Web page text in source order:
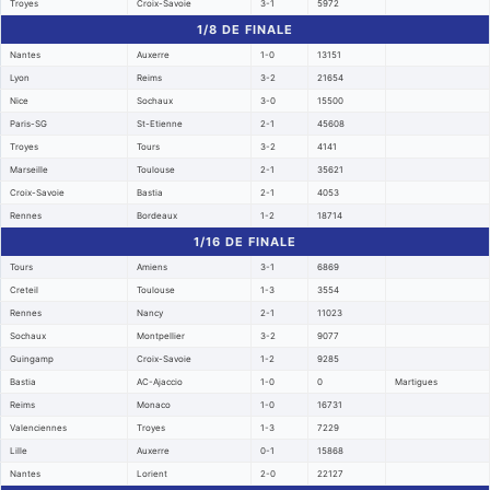
Troyes Croix-Savoie 3-1 5972
1/8 DE FINALE
Nantes Auxerre 1-0 13151
Lyon Reims 3-2 21654
Nice Sochaux 3-0 15500
Paris-SG St-Etienne 2-1 45608
Troyes Tours 3-2 4141
Marseille Toulouse 2-1 35621
Croix-Savoie Bastia 2-1 4053
Rennes Bordeaux 1-2 18714
1/16 DE FINALE
Tours Amiens 3-1 6869
Creteil Toulouse 1-3 3554
Rennes Nancy 2-1 11023
Sochaux Montpellier 3-2 9077
Guingamp Croix-Savoie 1-2 9285
Bastia AC-Ajaccio 1-0 0 Martigues
Reims Monaco 1-0 16731
Valenciennes Troyes 1-3 7229
Lille Auxerre 0-1 15868
Nantes Lorient 2-0 22127